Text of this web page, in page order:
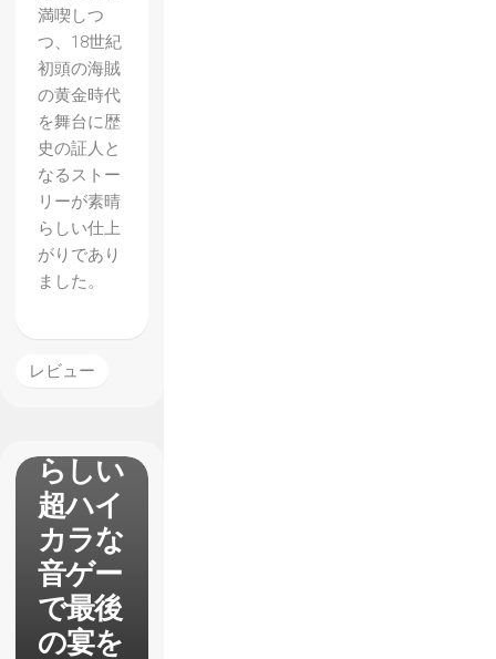
満喫しつ
つ、18世紀
初頭の海賊
の黄金時代
を舞台に歴
史の証人と
なるストー
リーが素晴
らしい仕上
がりであり
ました。
レビュー
【ペル
ソナ4
ダンシ
ング・
オール
ナイ
ト】レ
ビュ
ー
らしい
超ハイ
カラな
音ゲー
で最後
の宴を